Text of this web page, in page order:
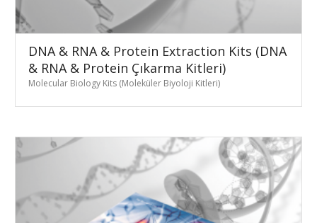
DNA & RNA & Protein Extraction Kits (DNA
& RNA & Protein Çıkarma Kitleri)
Molecular Biology Kits (Moleküler Biyoloji Kitleri)